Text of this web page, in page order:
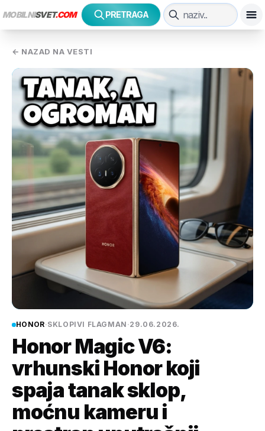
MOBILNISVET.COM PRETRAGA
← NAZAD NA VESTI
HONOR·SKLOPIVI FLAGMAN ·29.06.2026.
Honor Magic V6:
vrhunski Honor koji
spaja tanak sklop,
moćnu kameru i